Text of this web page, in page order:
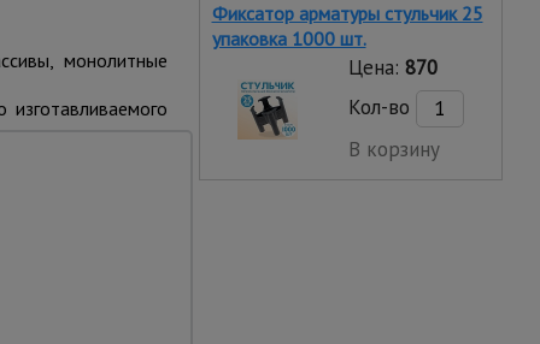
монолитные
Фиксатор арматуры стульчик 25
упаковка 1000 шт.
Цена: 870
Кол-во
В корзину